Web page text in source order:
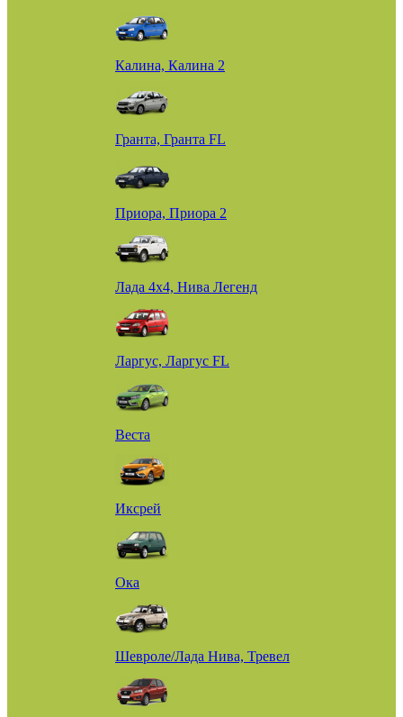
Калина, Калина 2
Гранта, Гранта FL
Приора, Приора 2
Лада 4х4, Нива Легенд
Ларгус, Ларгус FL
Веста
Иксрей
Ока
Шевроле/Лада Нива, Тревел